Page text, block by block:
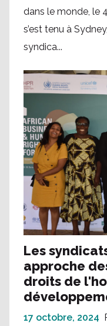
dans le monde, le
s’est tenu à
syndica...
Les
approche
droits de
17 octobre, 2024